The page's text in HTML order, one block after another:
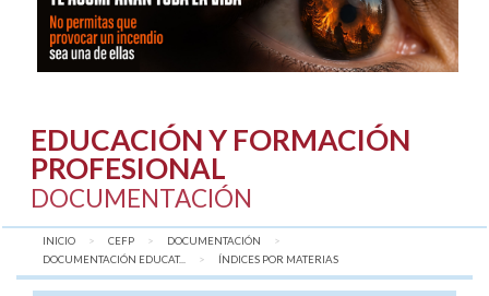
EDUCACIÓN Y FORMACIÓN
PROFESIONAL
DOCUMENTACIÓN
INICIO CEFP
DOCUMENTACIÓN
DOCUMENTACIÓN EDUCAT...
AQUÍ:
ÍNDICES POR MATERIAS